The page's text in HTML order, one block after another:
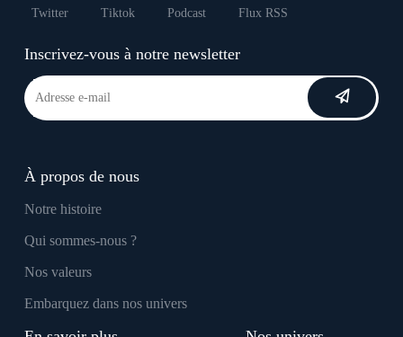
Twitter Tiktok Podcast Flux RSS
Inscrivez-vous à notre newsletter
À propos de nous
Notre histoire
Qui sommes-nous ?
Nos valeurs
Embarquez dans nos univers